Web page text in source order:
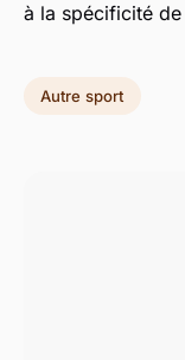
à la spécificité
Autre sport